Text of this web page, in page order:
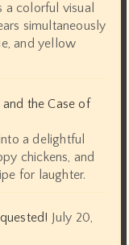
a colorful visual
simultaneously
and yellow
the Case of
a delightful
chickens, and
for laughter.
July 20,